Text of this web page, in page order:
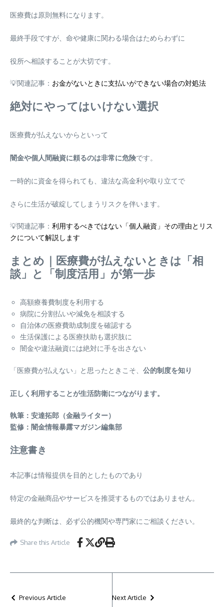
医療費は原則無料になります。
最終手段ですが、命や健康に関わる場合はためらわずに
役所へ相談することが大切です。
💡関連記事： お金がないときに支払いができない場合の対処法
絶対にやってはいけない選択
医療費が払えないからといって
闇金や個人間融資に頼るのは非常に危険です。
一時的に資金を得られても、違法な高金利や取り立てで
さらに生活が破綻してしまうリスクを伴います。
💡関連記事： 利用するべきではない「個人融資」その理由とリス
クについて解説します
まとめ｜医療費が払えないときは「相
談」と「制度活用」が第一歩
高額療養費制度を利用する
病院に分割払いや減免を相談する
自治体の医療費助成制度を確認する
生活保護による医療扶助も選択肢に
闇金や違法融資には絶対に手を出さない
「医療費が払えない」と思ったときこそ、 公的制度を知り
正しく利用することが生活防衛につながります。
執筆：安達拓郎（金融ライター）
監修：闇金情報暴露マガジン編集部
注意書き
本記事は情報提供を目的としたものであり
特定の金融商品やサービスを推奨するものではありません。
最終的な判断は、必ず公的機関や専門家にご相談ください。
Share this Article
Previous Article Next Article